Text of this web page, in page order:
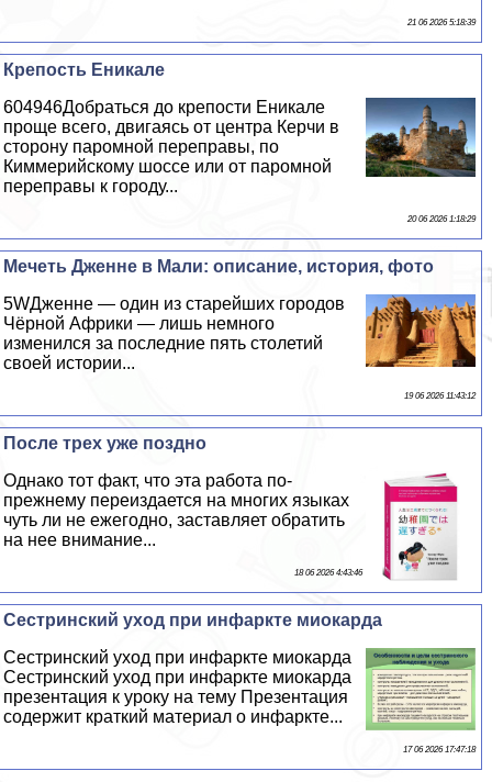
21 06 2026 5:18:39
Крепость Еникале
604946Добраться до крепости Еникале
проще всего, двигаясь от центра Керчи в
сторону паромной переправы, по
Киммерийскому шоссе или от паромной
переправы к городу...
20 06 2026 1:18:29
Мечеть Дженне в Мали: описание, история, фото
5WДженне — один из старейших городов
Чёрной Африки — лишь немного
изменился за последние пять столетий
своей истории...
19 06 2026 11:43:12
После трех уже поздно
Однако тот факт, что эта работа по-
прежнему переиздается на многих языках
чуть ли не ежегодно, заставляет обратить
на нее внимание...
18 06 2026 4:43:46
Сестринский уход при инфаркте миокарда
Сестринский уход при инфаркте миокарда
Сестринский уход при инфаркте миокарда
презентация к уроку на тему Презентация
содержит краткий материал о инфаркте...
17 06 2026 17:47:18